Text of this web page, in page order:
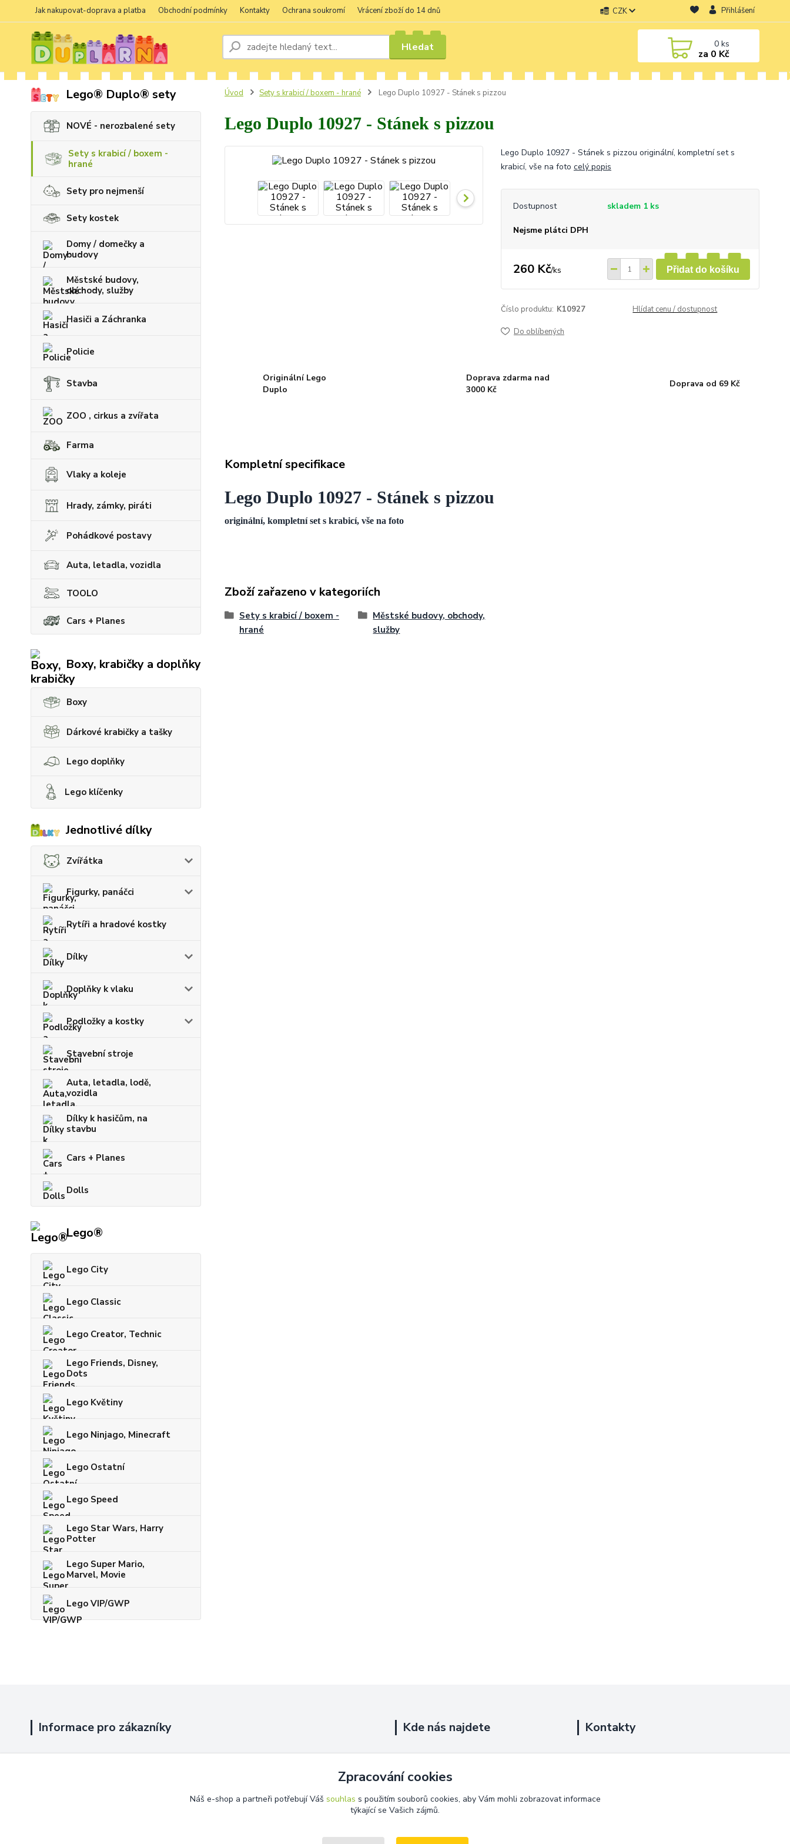
Jak nakupovat-doprava a platba Obchodní podmínky Kontakty Ochrana soukromí Vrácení zboží do 14 dnů CZK Přihlášení
Hledat 0ks
za 0 Kč
Lego® Duplo® sety
NOVÉ - nerozbalené sety
Sety s krabicí / boxem -
hrané
Sety pro nejmenší
Sety kostek
Domy / domečky a
budovy
Městské budovy,
obchody, služby
Hasiči a Záchranka
Policie
Stavba
ZOO , cirkus a zvířata
Farma
Vlaky a koleje
Hrady, zámky, piráti
Pohádkové postavy
Auta, letadla, vozidla
TOOLO
Cars + Planes
Boxy, krabičky a doplňky
Boxy
Dárkové krabičky a tašky
Lego doplňky
Lego klíčenky
Jednotlivé dílky
Zvířátka
Figurky, panáčci
Rytíři a hradové kostky
Dílky
Doplňky k vlaku
Podložky a kostky
Stavební stroje
Auta, letadla, lodě,
vozidla
Dílky k hasičům, na
stavbu
Cars + Planes
Dolls
Lego®
Lego City
Lego Classic
Lego Creator, Technic
Lego Friends, Disney,
Dots
Lego Květiny
Lego Ninjago, Minecraft
Lego Ostatní
Lego Speed
Lego Star Wars, Harry
Potter
Lego Super Mario,
Marvel, Movie
Lego VIP/GWP
Úvod Sety s krabicí / boxem - hrané Lego Duplo 10927 - Stánek s pizzou
Lego Duplo 10927 - Stánek s pizzou
Lego Duplo 10927 - Stánek s pizzou originální, kompletní set s
krabicí, vše na foto celý popis
Dostupnost skladem 1 ks
Nejsme plátci DPH
260 Kč/ks Přidat do košíku
Číslo produktu: K10927 Hlídat cenu / dostupnost
Do oblíbených
Originální Lego
Duplo
Doprava zdarma nad
3000 Kč
Doprava od 69 Kč
Kompletní specifikace
Lego Duplo 10927 - Stánek s pizzou
originální, kompletní set s krabicí, vše na foto
Zboží zařazeno v kategoriích
Sety s krabicí / boxem -
hrané
Městské budovy, obchody,
služby
Informace pro zákazníky Kde nás najdete
Říčany, 251 01
Na této adrese není prodejna.
Kontakty
+420 725 889 873
info@duplarna.cz
Zpracování cookies
Náš e-shop a partneři potřebují Váš souhlas s použitím souborů cookies, aby Vám mohli zobrazovat informace
týkající se Vašich zájmů.